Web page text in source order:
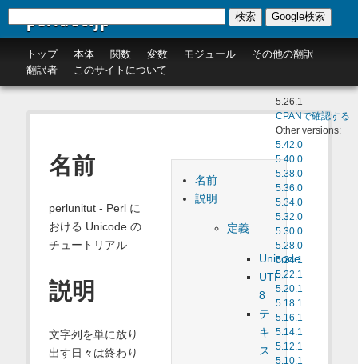
perldoc.jp
トップ 本体 関数 変数 モジュール
その他の翻訳
翻訳者
このサイトについて
検索 Google検索
5.26.1
CPANで確認する
Other versions:
5.42.0
5.40.0
5.38.0
5.36.0
5.34.0
5.32.0
5.30.0
5.28.0
5.24.1
5.22.1
5.20.1
5.18.1
5.16.1
5.14.1
5.12.1
5.10.1
名前
説明
定義
Unicode
UTF-
8
テ
キ
ス
名前
perlunitut - Perl に
おける Unicode の
チュートリアル
説明
文字列を単に放り
出す日々は終わり